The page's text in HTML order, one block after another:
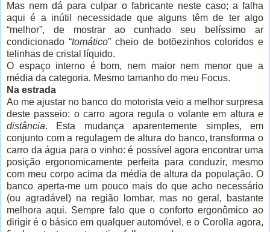
Mas nem dá para culpar o fabricante neste caso; a falha
aqui é a inútil necessidade que alguns têm de ter algo
“melhor”, de mostrar ao cunhado seu belíssimo ar
condicionado “tomático” cheio de botõezinhos coloridos e
telinhas de cristal líquido.
O espaço interno é bom, nem maior nem menor que a
média da categoria. Mesmo tamanho do meu Focus.
Na estrada
Ao me ajustar no banco do motorista veio a melhor surpresa
deste passeio: o carro agora regula o volante em altura e
distância. Esta mudança aparentemente simples, em
conjunto com a regulagem de altura do banco, transforma o
carro da água para o vinho: é possível agora encontrar uma
posição ergonomicamente perfeita para conduzir, mesmo
com meu corpo acima da média de altura da população. O
banco aperta-me um pouco mais do que acho necessário
(ou agradável) na região lombar, mas no geral, bastante
melhora aqui. Sempre falo que o conforto ergonômico ao
dirigir é o básico em qualquer automóvel, e o Corolla agora,